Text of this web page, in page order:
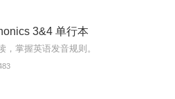
3&4 单行本
，掌握英语发音规则。